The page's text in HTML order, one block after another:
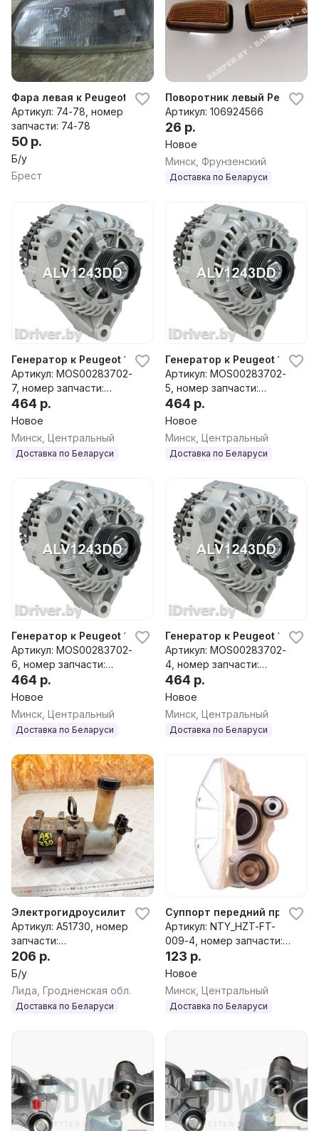
Фара левая к Peugeot 106
Артикул: 74-78, номер
запчасти: 74-78
50 р.
Б/у
Брест
Поворотник левый Peugeot
Артикул: 106924566
26 р.
Новое
Минск, Фрунзенский
Доставка по Беларуси
Генератор к Peugeot 106
Артикул: MOS00283702-
7, номер запчасти:
ALV1243DD,0986080890,1
12711,RAA14735,CA1243IR,A
243RB,ALV1243WA,57051K,
9121308580,9621308580,5
1308580,A13VI141,2541862,
436666,439094,A13VI141,1
-3133-
25W21803N,301N22103Z
464 р.
Новое
Минск, Центральный
Доставка по Беларуси
Генератор к Peugeot 106
Артикул: MOS00283702-
5, номер запчасти:
ALV1243DD,0986080890,1
12711,RAA14735,CA1243IR,A
243RB,ALV1243WA,57051K,
9121308580,9621308580,5
1308580,A13VI141,2541862,
436666,439094,A13VI141,1
-3133-
25W21803N,301N22103Z
464 р.
Новое
Минск, Центральный
Доставка по Беларуси
Генератор к Peugeot 106
Артикул: MOS00283702-
6, номер запчасти:
ALV1243DD,0986080890,1
12711,RAA14735,CA1243IR,A
243RB,ALV1243WA,57051K,
9121308580,9621308580,5
1308580,A13VI141,2541862,
436666,439094,A13VI141,1
-3133-
25W21803N,301N22103Z
464 р.
Новое
Минск, Центральный
Доставка по Беларуси
Генератор к Peugeot 106
Артикул: MOS00283702-
4, номер запчасти:
ALV1243DD,0986080890,1
12711,RAA14735,CA1243IR,A
243RB,ALV1243WA,57051K,
9121308580,9621308580,5
1308580,A13VI141,2541862,
436666,439094,A13VI141,1
25W21803N,301N22103Z
464 р.
Новое
Минск, Центральный
Доставка по Беларуси
Электрогидроусилитель руля Peugeot 106, 2001 г.
Артикул: A51730, номер
запчасти:
183042610Z,111849G,11339
0,9643228080
206 р.
Б/у
Лида, Гродненская обл.
Доставка по Беларуси
Суппорт передний правый
Артикул: NTY_HZT-FT-
009-4, номер запчасти:
4400L0,4400C5,4400G0,
95658574
123 р.
Новое
Минск, Центральный
Доставка по Беларуси